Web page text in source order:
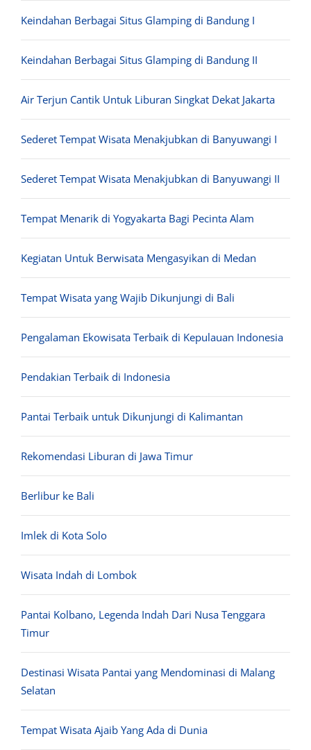
Keindahan Berbagai Situs Glamping di Bandung I
Keindahan Berbagai Situs Glamping di Bandung II
Air Terjun Cantik Untuk Liburan Singkat Dekat Jakarta
Sederet Tempat Wisata Menakjubkan di Banyuwangi I
Sederet Tempat Wisata Menakjubkan di Banyuwangi II
Tempat Menarik di Yogyakarta Bagi Pecinta Alam
Kegiatan Untuk Berwisata Mengasyikan di Medan
Tempat Wisata yang Wajib Dikunjungi di Bali
Pengalaman Ekowisata Terbaik di Kepulauan Indonesia
Pendakian Terbaik di Indonesia
Pantai Terbaik untuk Dikunjungi di Kalimantan
Rekomendasi Liburan di Jawa Timur
Berlibur ke Bali
Imlek di Kota Solo
Wisata Indah di Lombok
Pantai Kolbano, Legenda Indah Dari Nusa Tenggara
Timur
Destinasi Wisata Pantai yang Mendominasi di Malang
Selatan
Tempat Wisata Ajaib Yang Ada di Dunia